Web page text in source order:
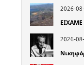
2026-
2026-